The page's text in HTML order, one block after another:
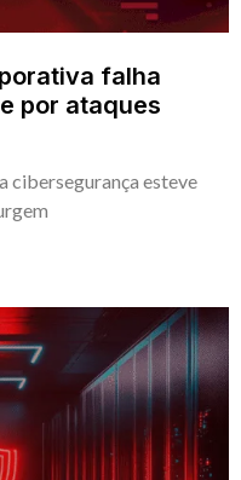
falha
por ataques
cibersegurança esteve